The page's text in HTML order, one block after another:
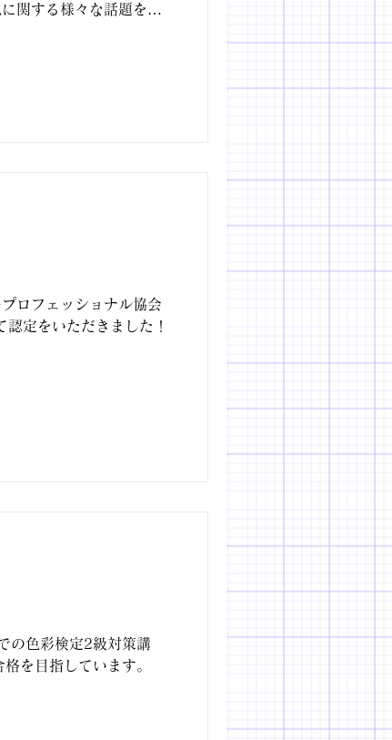
関する様々な話題を提
ロフェッショナル協会
認定をいただきました！
の色彩検定2級対策講
を目指しています。